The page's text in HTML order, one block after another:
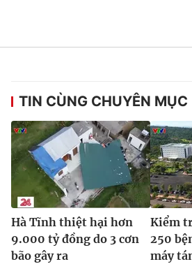
TIN CÙNG CHUYÊN MỤC
Hà Tĩnh thiệt hại hơn
9.000 tỷ đồng do 3 cơn
bão gây ra
Kiểm
250
máy